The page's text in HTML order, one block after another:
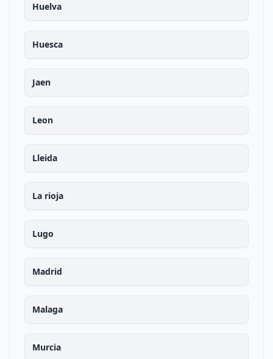
Huelva
Huesca
Jaen
Leon
Lleida
La rioja
Lugo
Madrid
Malaga
Murcia